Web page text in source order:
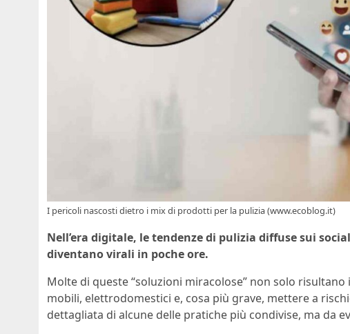
I pericoli nascosti dietro i mix di prodotti per la pulizia (www.ecoblog.it)
Nell’era digitale, le tendenze di pulizia diffuse sui
diventano virali in poche ore.
Molte di queste “soluzioni miracolose” non solo
mobili, elettrodomestici e, cosa più grave, mettere a
dettagliata di alcune delle pratiche più condivise, ma da